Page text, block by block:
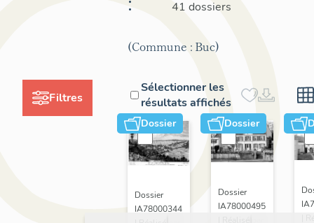
Filtres
41 dossiers
(Commune : Buc)
Sélectionner les
résultats affichés
Dossier
Dossier
IA78000344
Dossier
Dossier
IA78000495